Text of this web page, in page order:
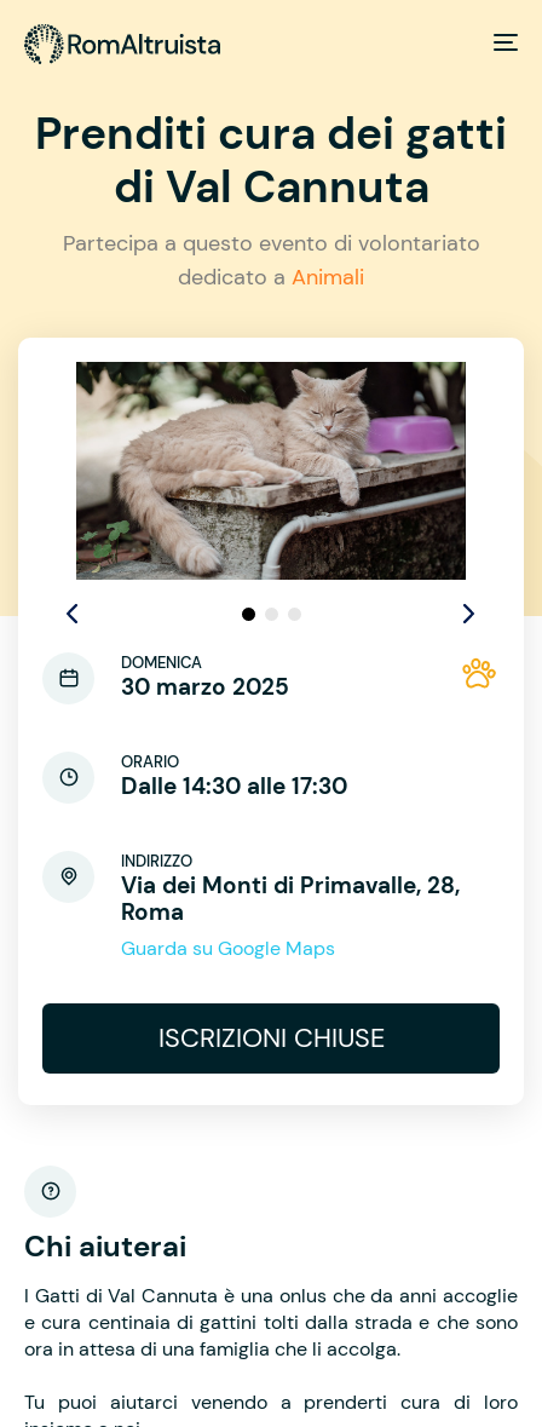
Prenditi cura dei gatti
di Val Cannuta
Partecipa a questo evento di volontariato
dedicato a Animali
DOMENICA
30 marzo 2025
ORARIO
Dalle 14:30 alle 17:30
INDIRIZZO
Via dei Monti di Primavalle, 28,
Roma
Guarda su Google Maps
ISCRIZIONI CHIUSE
Chi aiuterai
I Gatti di Val Cannuta è una onlus che da anni accoglie
e cura centinaia di gattini tolti dalla strada e che sono
ora in attesa di una famiglia che li accolga.
Tu puoi aiutarci venendo a prenderti cura di loro